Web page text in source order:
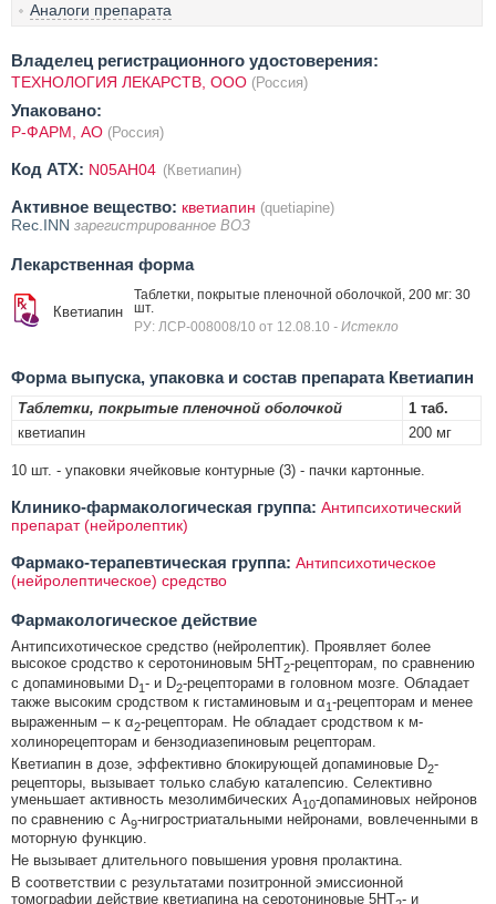
Аналоги препарата
Владелец регистрационного удостоверения:
ТЕХНОЛОГИЯ ЛЕКАРСТВ, ООО (Россия)
Упаковано:
Р-ФАРМ, АО (Россия)
Код ATX: N05AH04 (Кветиапин)
Активное вещество: кветиапин (quetiapine)
Rec.INN зарегистрированное ВОЗ
Лекарственная форма
Кветиапин
Таблетки, покрытые пленочной оболочкой, 200 мг: 30
шт.
РУ: ЛСР-008008/10 от 12.08.10 - Истекло
Форма выпуска, упаковка и состав препарата Кветиапин
Таблетки, покрытые пленочной оболочкой
1 таб.
кветиапин
200 мг
10 шт. - упаковки ячейковые контурные (3) - пачки картонные.
Клинико-фармакологическая группа: Антипсихотический
препарат (нейролептик)
Фармако-терапевтическая группа: Антипсихотическое
(нейролептическое) средство
Фармакологическое действие
Антипсихотическое средство (нейролептик). Проявляет более
высокое сродство к серотониновым 5HT2-рецепторам, по сравнению
с допаминовыми D1- и D2-рецепторами в головном мозге. Обладает
также высоким сродством к гистаминовым и α1-рецепторам и менее
выраженным – к α2-рецепторам. Не обладает сродством к м-
холинорецепторам и бензодиазепиновым рецепторам.
Кветиапин в дозе, эффективно блокирующей допаминовые D2-
рецепторы, вызывает только слабую каталепсию. Селективно
уменьшает активность мезолимбических A10-допаминовых нейронов
по сравнению с A9-нигростриатальными нейронами, вовлеченными в
моторную функцию.
Не вызывает длительного повышения уровня пролактина.
В соответствии с результатами позитронной эмиссионной
томографии действие кветиапина на серотониновые 5HT - и